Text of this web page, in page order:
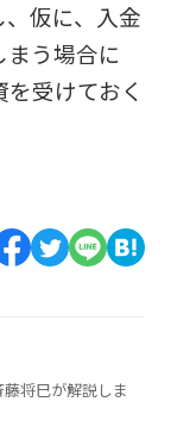
仮に、入金
まう場合に
受けておく
将巳が解説しま